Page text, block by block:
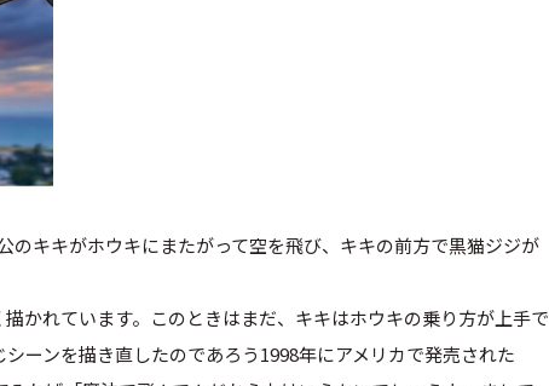
キキがホウキにまたがって空を飛び、キキの前方で黒猫ジジが
かれています。このときはまだ、キキはホウキの乗り方が上手で
ーンを描き直したのであろう1998年にアメリカで発売された